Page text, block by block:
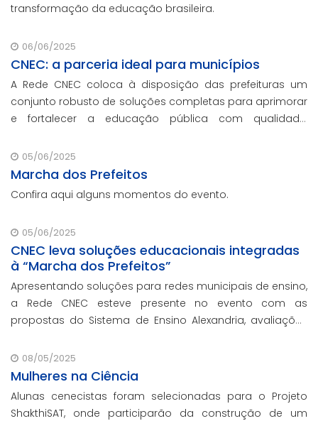
transformação da educação brasileira.
06/06/2025
CNEC: a parceria ideal para municípios
A Rede CNEC coloca à disposição das prefeituras um
conjunto robusto de soluções completas para aprimorar
e fortalecer a educação pública com qualidade,
que não participaram da Marcha dos Prefeito
05/06/2025
Marcha dos Prefeitos
Confira aqui alguns momentos do evento.
05/06/2025
CNEC leva soluções educacionais integradas
à “Marcha dos Prefeitos”
Apresentando soluções para redes municipais de ensino,
a Rede CNEC esteve presente no evento com as
propostas do Sistema de Ensino Alexandria, avaliações
escolar e parcerias com prefeituras durante ev
08/05/2025
Mulheres na Ciência
Alunas cenecistas foram selecionadas para o Projeto
ShakthiSAT, onde participarão da construção de um